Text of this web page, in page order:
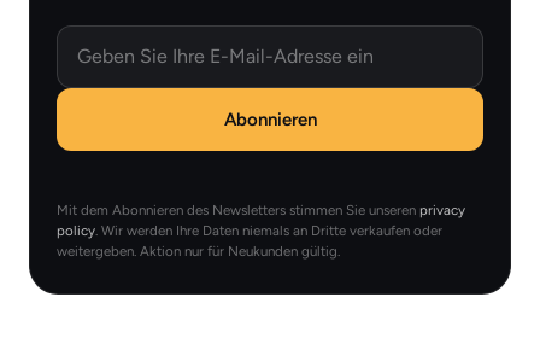
Email
Abonnieren
Mit dem Abonnieren des Newsletters stimmen Sie unseren privacy
policy . Wir werden Ihre Daten niemals an Dritte verkaufen oder
weitergeben. Aktion nur für Neukunden gültig.